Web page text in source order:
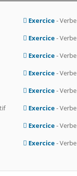
Exercice- Verbe
Exercice- Verbe
Exercice- Verbe
Exercice- Verbe
Exercice- Verbe
Exercice- Verbe
Exercice- Verbe
Exercice- Verbe